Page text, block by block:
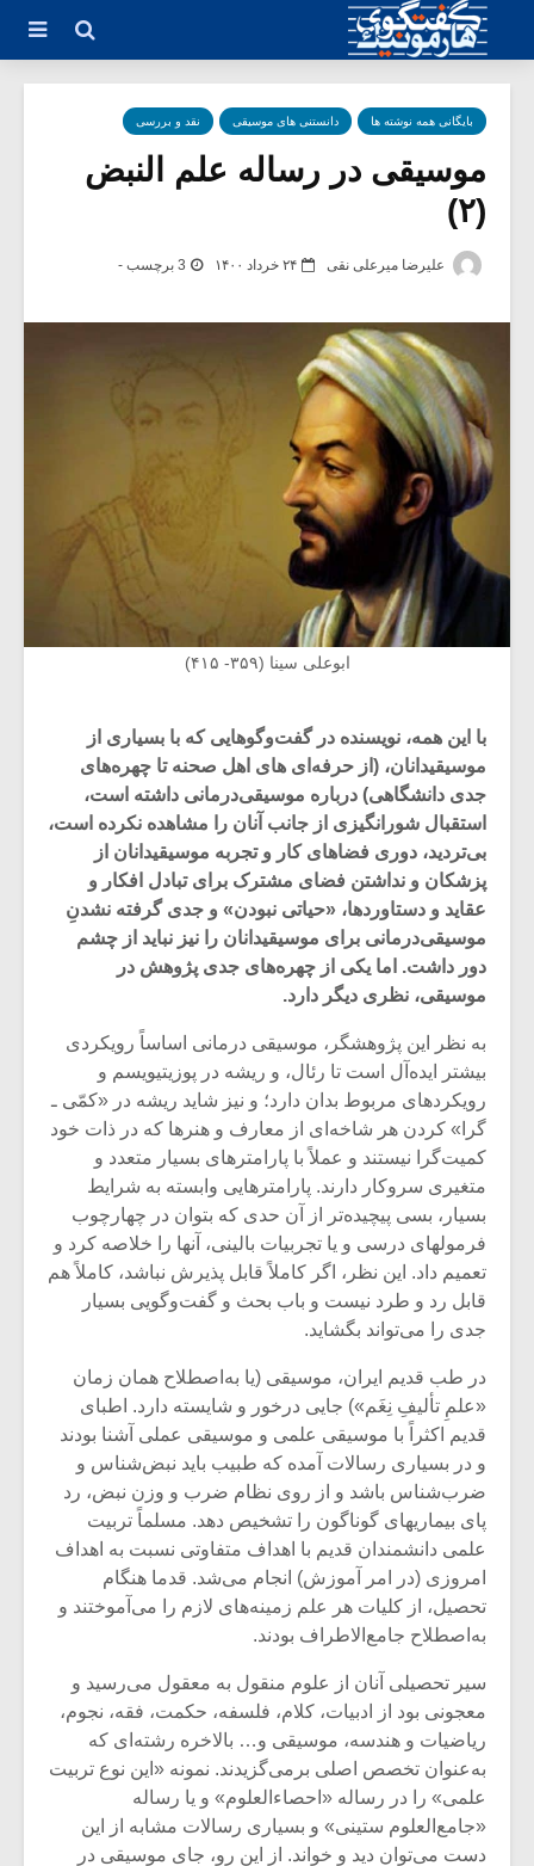
بایگانی همه نوشته ها دانستنی های موسیقی نقد و بررسی
موسیقی در رساله علم النبض
(۲)
علیرضا میرعلی نقی ۲۴ خرداد ۱۴۰۰ 3 برچسب -
ابوعلی سینا (۳۵۹- ۴۱۵)
با این همه، نویسنده در گفت‌وگوهایی که با بسیاری از
موسیقیدانان، (از حرفه‌ای های اهل صحنه تا چهره‌های
جدی دانشگاهی) درباره موسیقی‌درمانی داشته است،
استقبال شورانگیزی از جانب آنان را مشاهده نکرده است،
بی‌تردید، دوری فضاهای کار و تجربه موسیقیدانان از
پزشکان و نداشتن فضای مشترک برای تبادل افکار و
عقاید و دستاوردها، «حیاتی نبودن» و جدی گرفته نشدنِ
موسیقی‌درمانی برای موسیقیدانان را نیز نباید از چشم
دور داشت. اما یکی از چهره‌‌های جدی پژوهش در
موسیقی، نظری دیگر دارد.
به نظر این پژوهشگر، موسیقی درمانی اساساً رویکردی
بیشتر ایده‌آل است تا رئال، و ریشه در پوزیتیویسم و
رویکردهای مربوط بدان دارد؛ و نیز شاید ریشه در «کمّی ـ
گرا» کردن هر شاخه‌ای از معارف و هنرها که در ذات خود
کمیت‌گرا نیستند و عملاً با پارامترهای بسیار متعدد و
متغیری سرو‌کار دارند. پارامترهایی وابسته به شرایط
بسیار، بسی پیچیده‌تر از آن حدی که بتوان در چهارچوب
فرمولهای درسی و یا تجربیات بالینی، آنها را خلاصه کرد و
تعمیم داد. این نظر، اگر کاملاً قابل پذیرش نباشد، کاملاً هم
قابل رد و طرد نیست و باب بحث و گفت‌وگویی بسیار
جدی را می‌‌تواند بگشاید.
در طب قدیم ایران، موسیقی (یا به‌اصطلاح همان زمان
«علمِ تألیفِ نِغَم») جایی درخور و شایسته دارد. اطبای
قدیم اکثراً با موسیقی علمی و موسیقی عملی آشنا بودند
و در بسیاری رسالات آمده که طبیب باید نبض‌شناس و
ضرب‌شناس باشد و از روی نظام ضرب و وزن نبض، رد
پای بیماریهای گوناگون را تشخیص دهد. مسلماً تربیت
علمی دانشمندان قدیم با اهداف متفاوتی نسبت به اهداف
امروزی (در امر آموزش) انجام می‌شد. قدما هنگام
تحصیل، از کلیات هر علم زمینه‌های لازم را می‌آموختند و
به‌اصطلاح جامع‌الاطراف بودند.
سیر تحصیلی آنان از علوم منقول به معقول می‌رسید و
معجونی بود از ادبیات، کلام، فلسفه، حکمت، فقه، نجوم،
ریاضیات و هندسه، موسیقی و… بالاخره رشته‌ای که
به‌عنوان تخصص اصلی برمی‌گزیدند. نمونه «این نوع تربیت
علمی» را در رساله «احصاءالعلوم» و یا رساله
«جامع‌العلوم ستینی» و بسیاری رسالات مشابه از این
دست می‌توان دید و خواند. از این رو، جای موسیقی در
میکلوش روژا
یادداشتی بر موسیقی
متن فیلم «متری
شیش و نیم»
اگر نمی توانی
مشهورترین باشی،
بدنام ترین باش
موریس ژار
دوره
موسیقی